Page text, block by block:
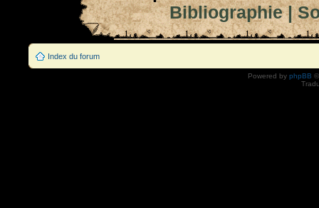
Bibliographie|
Index du forum
Powered by phpBB